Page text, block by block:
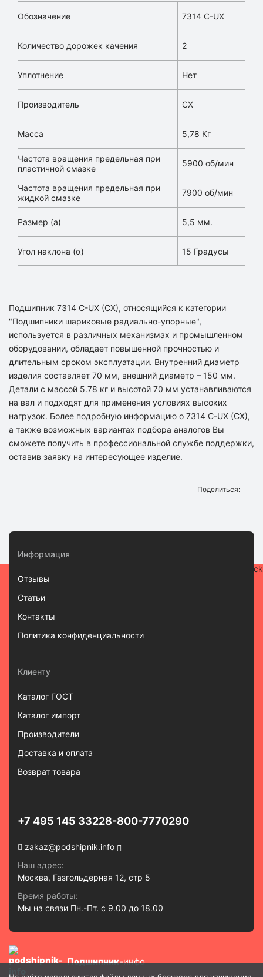
Обозначение 7314 C-UX
Количество дорожек качения 2
Уплотнение Нет
Производитель CX
Масса 5,78 Кг
Частота вращения предельная при
пластичной смазке
5900 об/мин
Частота вращения предельная при
жидкой смазке
7900 об/мин
Размер (a) 5,5 мм.
Угол наклона (α) 15 Градусы
Подшипник 7314 C-UX (CX), относящийся к категории
"Подшипники шариковые радиально-упорные",
используется в различных механизмах и промышленном
оборудовании, обладает повышенной прочностью и
длительным сроком эксплуатации. Внутренний диаметр
изделия составляет 70 мм, внешний диаметр – 150 мм.
Детали с массой 5.78 кг и высотой 70 мм устанавливаются
на вал и подходят для применения условиях высоких
нагрузок. Более подробную информацию о 7314 C-UX (CX),
а также возможных вариантах подбора аналогов Вы
сможете получить в профессиональной службе поддержки,
оставив заявку на интересующее изделие.
Поделиться:
Информация
Отзывы
Статьи
Контакты
Политика конфиденциальности
Клиенту
Каталог ГОСТ
Каталог импорт
Производители
Доставка и оплата
Возврат товара
+7 495 145 33228-800-7770290
zakaz@podshipnik.info
Наш адрес:
Москва, Газгольдерная 12, стр 5
Время работы:
Мы на связи Пн.-Пт. с 9.00 до 18.00
Подшипник-инфо